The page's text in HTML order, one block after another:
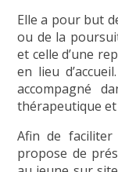
Elle a pour but
ou de la
et celle d’une
en lieu
accompagné
thérapeutique
Afin de faciliter
propose de